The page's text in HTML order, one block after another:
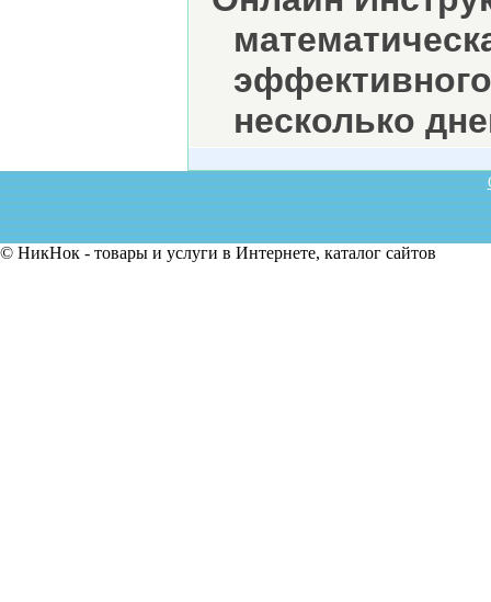
несколько
© НикНок - товары и услуги в Интернете, каталог сайтов